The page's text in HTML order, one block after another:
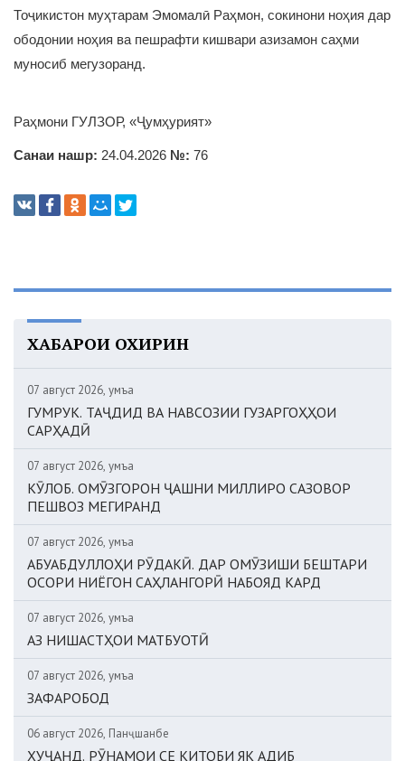
Тоҷикистон муҳтарам Эмомалӣ Раҳмон, сокинони ноҳия дар
ободонии ноҳия ва пешрафти кишвари азизамон саҳми
муносиб мегузоранд.
Раҳмони ГУЛЗОР, «Ҷумҳурият»
Санаи нашр: 24.04.2026 №: 76
ХАБАРҲОИ ОХИРИН
07 август 2026, Ҷумъа
ГУМРУК. ТАҶДИД ВА НАВСОЗИИ ГУЗАРГОҲҲОИ
САРҲАДӢ
07 август 2026, Ҷумъа
КӮЛОБ. ОМӮЗГОРОН ҶАШНИ МИЛЛИРО САЗОВОР
ПЕШВОЗ МЕГИРАНД
07 август 2026, Ҷумъа
АБУАБДУЛЛОҲИ РӮДАКӢ. ДАР ОМӮЗИШИ БЕШТАРИ
ОСОРИ НИЁГОН САҲЛАНГОРӢ НАБОЯД КАРД
07 август 2026, Ҷумъа
АЗ НИШАСТҲОИ МАТБУОТӢ
07 август 2026, Ҷумъа
ЗАФАРОБОД
06 август 2026, Панҷшанбе
ХУҶАНД. РӮНАМОИ СЕ КИТОБИ ЯК АДИБ